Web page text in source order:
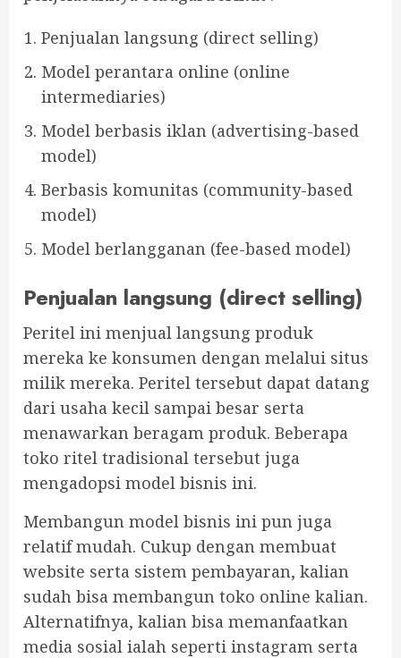
Penjualan langsung (direct selling)
Model perantara online (online
intermediaries)
Model berbasis iklan (advertising-based
model)
Berbasis komunitas (community-based
model)
Model berlangganan (fee-based model)
Penjualan langsung (direct selling)
Peritel ini menjual langsung produk
mereka ke konsumen dengan melalui situs
milik mereka. Peritel tersebut dapat datang
dari usaha kecil sampai besar serta
menawarkan beragam produk. Beberapa
toko ritel tradisional tersebut juga
mengadopsi model bisnis ini.
Membangun model bisnis ini pun juga
relatif mudah. Cukup dengan membuat
website serta sistem pembayaran, kalian
sudah bisa membangun toko online kalian.
Alternatifnya, kalian bisa memanfaatkan
media sosial ialah seperti instagram serta